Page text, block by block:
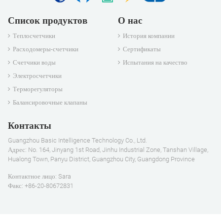
Список продуктов
Теплосчетчики
Расходомеры-счетчики
Счетчики воды
Электросчетчики
Терморегуляторы
Балансировочные клапаны
О нас
История компании
Сертификаты
Испытания на качество
Контакты
Guangzhou Basic Intelligence Technology Co., Ltd.
Адрес: No. 164, Jinyang 1st Road, Jinhu Industrial Zone, Tanshan Village,
Hualong Town, Panyu District, Guangzhou City, Guangdong Province
Контактное лицо: Sara
Факс: +86-20-80672831